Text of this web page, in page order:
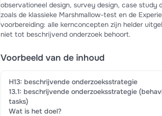
observationeel design, survey design, case study
zoals de klassieke Marshmallow-test en de
voorbereiding: alle kernconcepten zijn helder
niet tot beschrijvend onderzoek behoort.
Voorbeeld van de inhoud
H13: beschrijvende onderzoeksstrategie
13.1: beschrijvende onderzoeksstrategie
tasks)
Wat is het doel?